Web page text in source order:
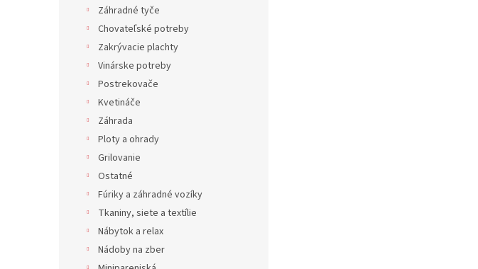
Záhradné tyče
Chovateľské potreby
Zakrývacie plachty
Vinárske potreby
Postrekovače
Kvetináče
Záhrada
Ploty a ohrady
Grilovanie
Ostatné
Fúriky a záhradné vozíky
Tkaniny, siete a textílie
Nábytok a relax
Nádoby na zber